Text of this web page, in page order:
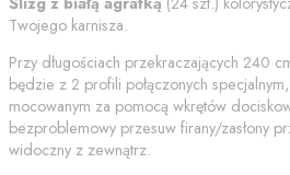
Twojego karnisza.
Przy długościach przekraczających 240
będzie z 2 profili połączonych
mocowanym za pomocą wkrętów
bezproblemowy przesuw firany/zasłony
widoczny z zewnątrz.